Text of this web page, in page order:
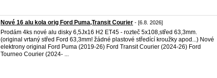
Nové 16 alu kola orig Ford Puma,Transit Courier - [6.8. 2026]
Prodám 4ks nové alu disky 6,5Jx16 H2 ET45 - rozteč 5x108,střed 63,3mm.
(original vrtaný střed Ford 63,3mm! žádné plastové středící kroužky apod...) Nové
elektrony original Ford Puma (2019-26) Ford Transit Courier (2024-26) Ford
Tourneo Courier (2024- ...